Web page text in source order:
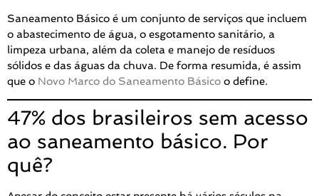
Saneamento Básico é um conjunto de serviços que incluem
o abastecimento de água, o esgotamento sanitário, a
limpeza urbana, além da coleta e manejo de resíduos
sólidos e das águas da chuva. De forma resumida, é assim
que o Novo Marco do Saneamento Básico o define.
47% dos brasileiros sem acesso
ao saneamento básico. Por
quê?